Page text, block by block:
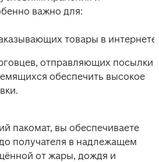
важно для:
товары в
отправляющих посылки
обеспечить высокое
пакомат, вы обеспечиваете
получателя в надлежащем
от жары, дождя и